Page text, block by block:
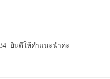
ยินดีให้คำแนะนำค่ะ